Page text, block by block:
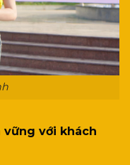
vững với khách